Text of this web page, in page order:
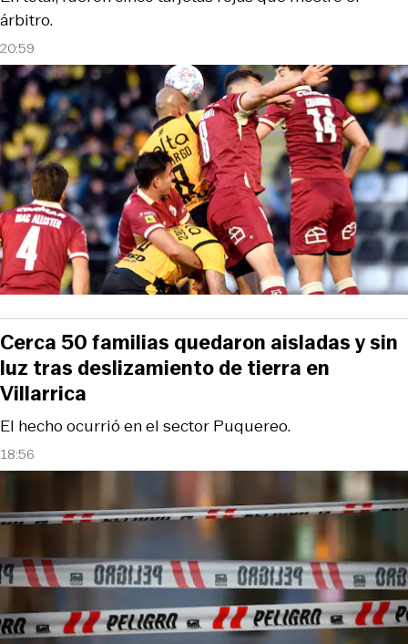
20:59
árbitro.
18:56
El hecho ocurrió en el sector Puquereo.
Cerca 50 familias quedaron aisladas y sin
luz tras deslizamiento de tierra en
Villarrica